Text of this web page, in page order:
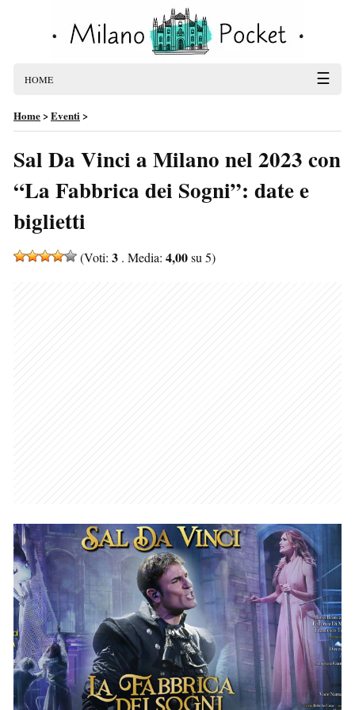
HOME ☰
Home>Eventi>
Sal Da Vinci a Milano nel 2023 con
“La Fabbrica dei Sogni”: date e
biglietti
(Voti: 3 . Media: 4,00su 5)